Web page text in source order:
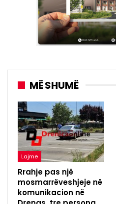
MË SHUMË
Lajme
Rrahje pas një
mosmarrëveshjeje në
komunikacion në